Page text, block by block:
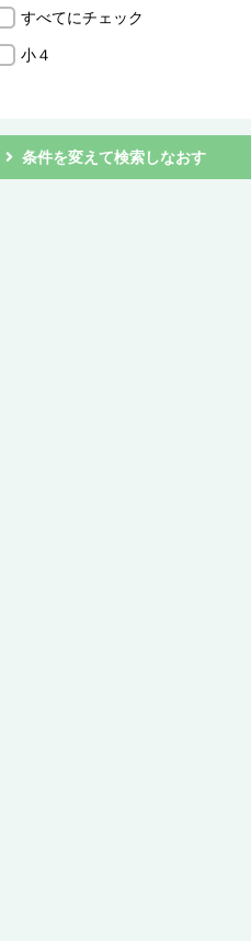
すべてにチェック
小４
条件を変えて検索しなおす